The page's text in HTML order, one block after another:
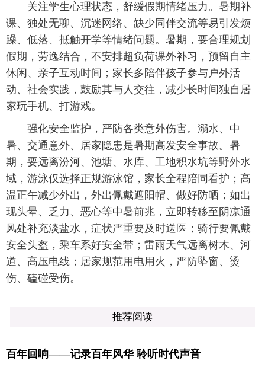
关注学生心理状态，舒缓假期情绪压力。暑期补
课、独处无聊、沉迷网络、缺少同伴交流等易引发烦
躁、低落、抵触开学等情绪问题。暑期，要合理规划
假期，劳逸结合，不安排超负荷课外补习，预留自主
休闲、亲子互动时间；家长多陪伴孩子参与户外活
动、社会实践，鼓励其与人交往，减少长时间独自居
家玩手机、打游戏。
强化安全监护，严防各类意外伤害。溺水、中
暑、交通意外、居家隐患是暑期高发安全事故。暑
期，要远离汾河、池塘、水库、工地积水坑等野外水
域，游泳仅选择正规游泳馆，家长全程陪同看护；高
温正午减少外出，外出佩戴遮阳帽、做好防晒；如出
现头晕、乏力、恶心等中暑前兆，立即转移至阴凉通
风处补充淡盐水，症状严重要及时送医；骑行要佩戴
安全头盔，乘车系好安全带；雷雨天气远离树木、河
道、高压电线；居家规范用电用火，严防坠窗、烫
伤、磕碰受伤。
推荐阅读
百年回响——记录百年风华 聆听时代声音